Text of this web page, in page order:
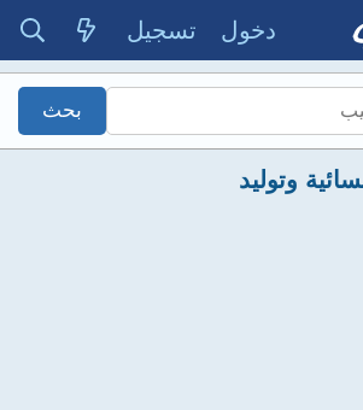
دخول تسجيل
وتوليد